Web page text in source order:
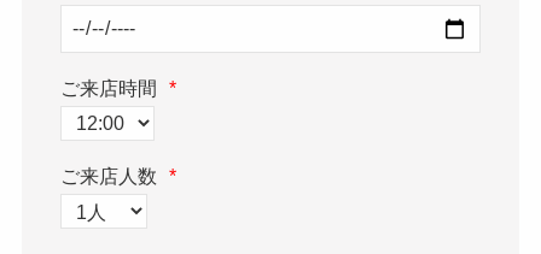
ご来店時間 *
ご来店人数 *